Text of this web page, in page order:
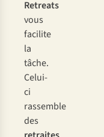
Retreats
vous
facilite
la
tâche.
Celui-
ci
rassemble
des